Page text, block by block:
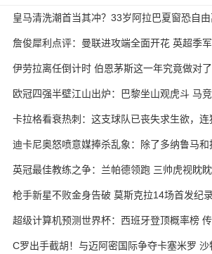
皇马清洗潮首当其冲？33岁阿拉巴夏窗恐自
签争夺战
詹俊犀利点评：曼联进攻端全面开花 英超季
伊劳拉离任倒计时 伯恩茅斯这一年究竟做对了
欧冠四强半壁江山出炉：巴黎坐山观虎斗 马
卡拉格看衰热刺：这支球队已丧失求生欲，连
迪卡尼奥怒喷意媒捧杀乱象：除了多纳鲁马和
几个真球星？
英冠最佳教练之争：兰帕德领跑 三帅虎视眈眈
枪手新星不败金身告破 莫斯克拉14场首发纪
超级计算机预测世界杯：西班牙登顶概率榜 传
C罗出手截胡！与迈阿密国际争夺卡塞米罗